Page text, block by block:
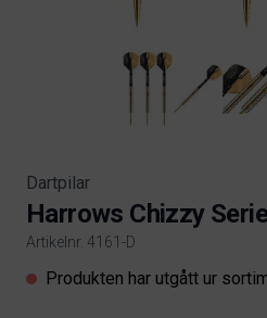
Dartpilar
Harrows Chizzy
Artikelnr. 4161-D
Product information
Produkten har utgått ur